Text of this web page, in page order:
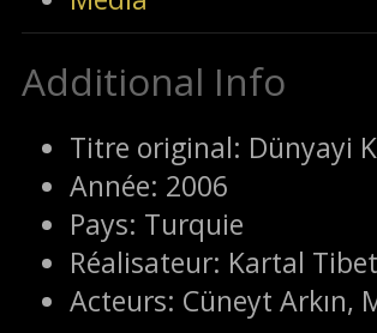
Additional Info
Titre original: Dünyayi
Année: 2006
Pays: Turquie
Réalisateur: Kartal Tibet
Acteurs: Cüneyt Arkın,